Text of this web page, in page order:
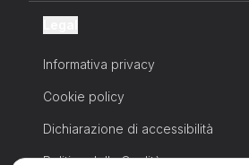
Informativa privacy
Cookie policy
Dichiarazione di accessibilità
Politica della Qualità